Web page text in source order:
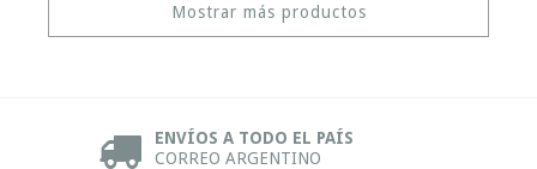
Mostrar más productos
ENVÍOS A TODO EL PAÍS
CORREO ARGENTINO